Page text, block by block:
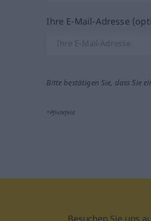
Ihre E-Mail-Adresse
Bitte bestätigen Sie, dass Sie
*Pflichtfeld